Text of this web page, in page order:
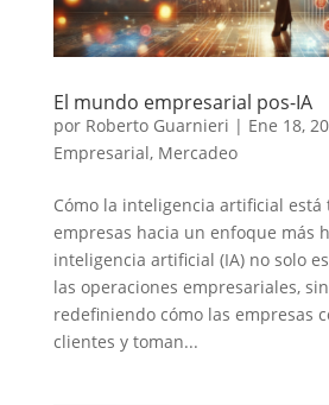
El mundo empresarial pos-IA
por Roberto Guarnieri | Ene 18,
Empresarial, Mercadeo
Cómo la inteligencia artificial
empresas hacia un enfoque más
inteligencia artificial (IA) no solo
las operaciones empresariales,
redefiniendo cómo las empresas
clientes y toman...